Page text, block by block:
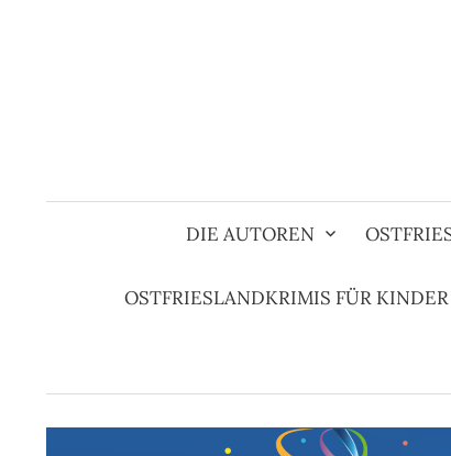
DIE AUTOREN
OSTFRIESLANDKRIMIS FÜR